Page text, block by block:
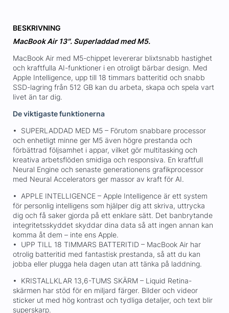
BESKRIVNING
MacBook Air 13″. Superladdad med M5.
MacBook Air med M5-chippet levererar blixtsnabb hastighet
och kraftfulla AI-funktioner i en otroligt bärbar design. Med
Apple Intelligence, upp till 18 timmars batteritid och snabb
SSD-lagring från 512 GB kan du arbeta, skapa och spela vart
livet än tar dig.
De viktigaste funktionerna
• SUPERLADDAD MED M5 – Förutom snabbare processor
och enhetligt minne ger M5 även högre prestanda och
förbättrad följsamhet i appar, vilket gör multitasking och
kreativa arbetsflöden smidiga och responsiva. En kraftfull
Neural Engine och senaste generationens grafikprocessor
med Neural Accelerators ger massor av kraft för AI.
• APPLE INTELLIGENCE – Apple Intelligence är ett system
för personlig intelligens som hjälper dig att skriva, uttrycka
dig och få saker gjorda på ett enklare sätt. Det banbrytande
integritetsskyddet skyddar dina data så att ingen annan kan
komma åt dem – inte ens Apple.
• UPP TILL 18 TIMMARS BATTERITID – MacBook Air har
otrolig batteritid med fantastisk prestanda, så att du kan
jobba eller plugga hela dagen utan att tänka på laddning.
• KRISTALLKLAR 13,6-TUMS SKÄRM – Liquid Retina-
skärmen har stöd för en miljard färger. Bilder och videor
sticker ut med hög kontrast och tydliga detaljer, och text blir
superskarp.